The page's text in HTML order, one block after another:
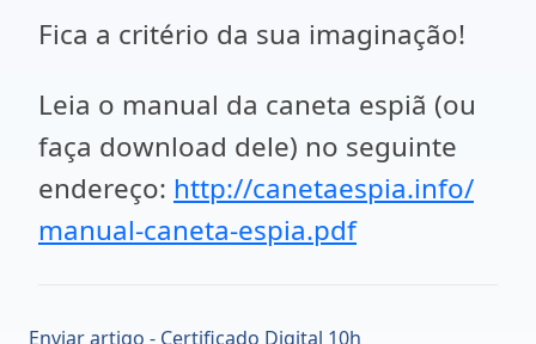
Fica a critério da sua imaginação!
Leia o manual da caneta espiã (ou
faça download dele) no seguinte
endereço: http://canetaespia.info/
manual-caneta-espia.pdf
Enviar artigo - Certificado Digital 10h